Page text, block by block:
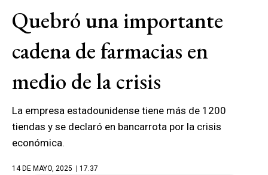
Quebró una importante
cadena de farmacias en
medio de la crisis
La empresa estadounidense tiene más de 1200
tiendas y se declaró en bancarrota por la crisis
económica.
14 DE MAYO, 2025 | 17.37